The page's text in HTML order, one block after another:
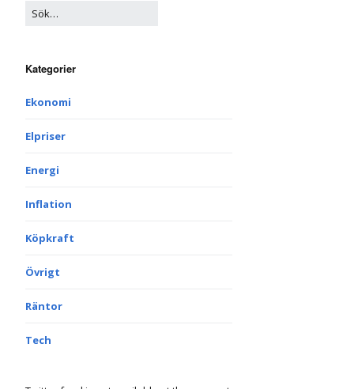
Kategorier
Ekonomi
Elpriser
Energi
Inflation
Köpkraft
Övrigt
Räntor
Tech